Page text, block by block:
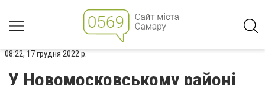
08:22, 17 грудня 2022 р.
У Новомосковському районі